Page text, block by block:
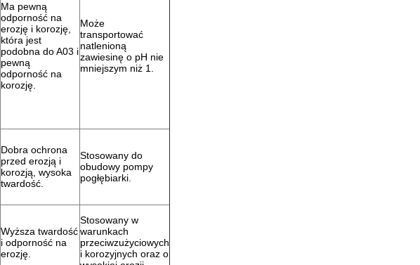
Ma pewną
odporność na
erozję i korozję,
która jest
podobna do A03 i
pewną
odporność na
korozję.
Może
transportować
natlenioną
zawiesinę o pH nie
mniejszym niż 1.
Dobra ochrona
przed erozją i
korozją, wysoka
twardość.
Stosowany do
obudowy pompy
pogłębiarki.
Wyższa twardość
i odporność na
erozję.
Stosowany w
warunkach
przeciwzużyciowych
i korozyjnych oraz o